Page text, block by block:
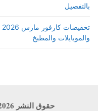
بالتفصيل
والموبايلات والمطبخ
حقوق النشر copyrights 2026 خمس خطوات